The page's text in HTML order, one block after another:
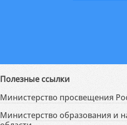
Полезные ссылки
Министерство просвещения
Министерство образования и